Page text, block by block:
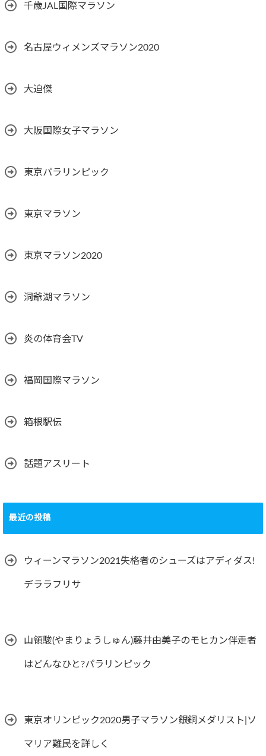
千歳JAL国際マラソン
名古屋ウィメンズマラソン2020
大迫傑
大阪国際女子マラソン
東京パラリンピック
東京マラソン
東京マラソン2020
洞爺湖マラソン
炎の体育会TV
福岡国際マラソン
箱根駅伝
話題アスリート
最近の投稿
ウィーンマラソン2021失格者のシューズはアディダス!
デララフリサ
山領駿(やまりょうしゅん)藤井由美子のモヒカン伴走者
はどんなひと?パラリンピック
東京オリンピック2020男子マラソン銀銅メダリスト|ソ
マリア難民を詳しく